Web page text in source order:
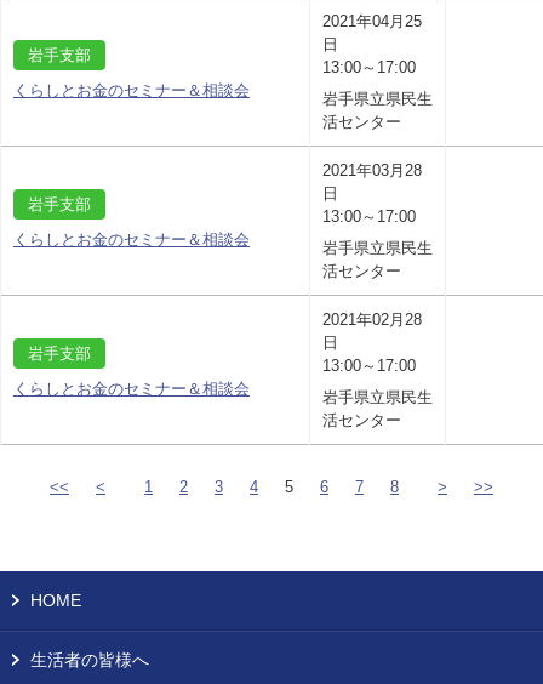
岩手支部
くらしとお金のセミナー＆相談会
2021年04月25
日
13:00～17:00
岩手県立県民生
活センター
岩手支部
くらしとお金のセミナー＆相談会
2021年03月28
日
13:00～17:00
岩手県立県民生
活センター
岩手支部
くらしとお金のセミナー＆相談会
2021年02月28
日
13:00～17:00
岩手県立県民生
活センター
<< < 1 2 3 4 5 6 7 8 > >>
HOME
生活者の皆様へ